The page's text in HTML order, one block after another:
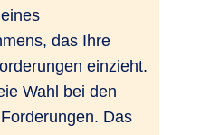
das Ihre
einzieht.
Wahl bei den
Das